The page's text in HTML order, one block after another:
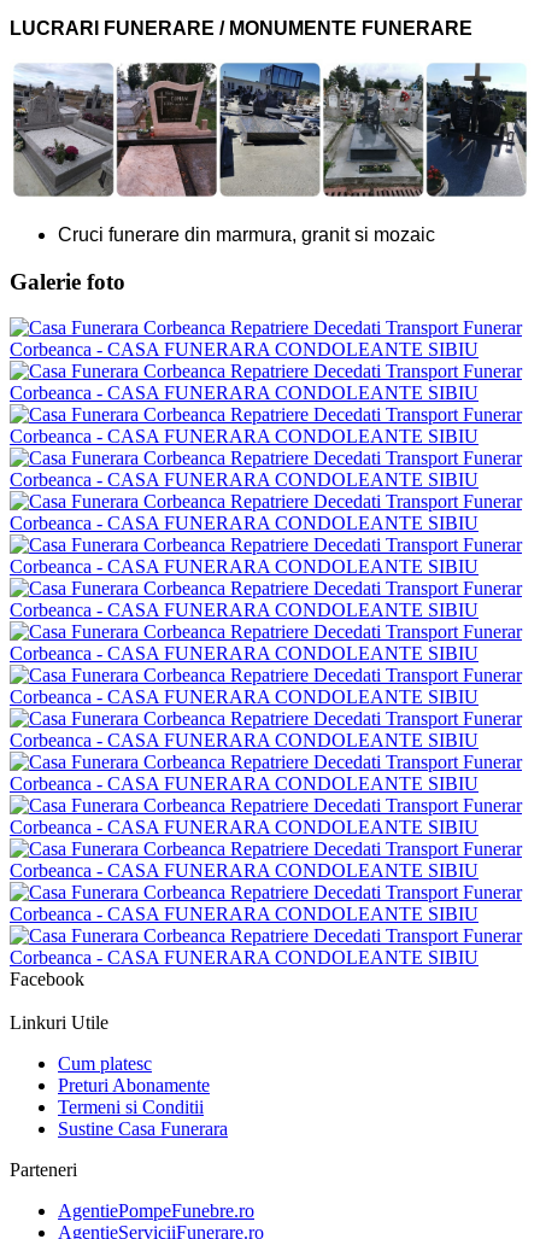
LUCRARI FUNERARE / MONUMENTE FUNERARE
Cruci funerare din marmura, granit si mozaic
Galerie foto
Facebook
Linkuri Utile
Cum platesc
Preturi Abonamente
Termeni si Conditii
Sustine Casa Funerara
Parteneri
AgentiePompeFunebre.ro
AgentieServiciiFunerare.ro